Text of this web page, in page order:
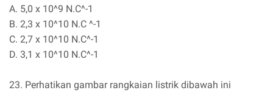
A. 5,0 x 10^9 N.C^-1
B. 2,3 x 10^10 N.C ^-1
C. 2,7 x 10^10 N.C^-1
D. 3,1 x 10^10 N.C^-1
23. Perhatikan gambar rangkaian listrik dibawah ini